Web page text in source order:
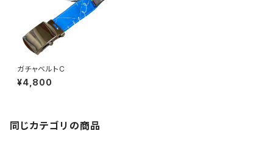
ガチャベルトC
¥4,800
同じカテゴリの商品